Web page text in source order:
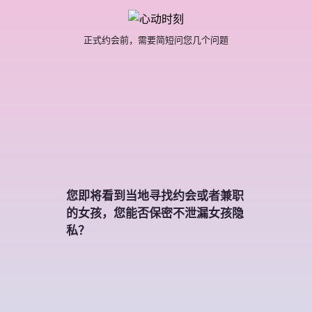
正式约会前，需要简短问您几个问题
您即将看到当地寻找约会或者兼职
的女孩，您能否保密不泄漏女孩隐
私？